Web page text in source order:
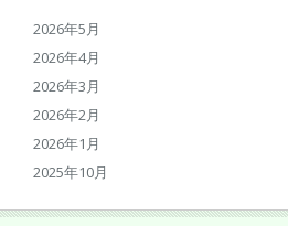
2026年5月
2026年4月
2026年3月
2026年2月
2026年1月
2025年10月